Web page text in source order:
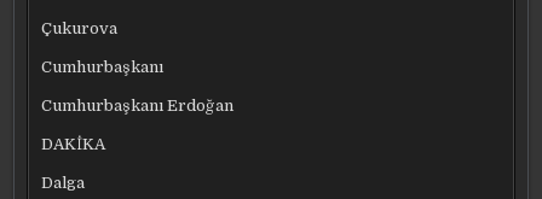
Çukurova
Cumhurbaşkanı
Cumhurbaşkanı Erdoğan
DAKİKA
Dalga